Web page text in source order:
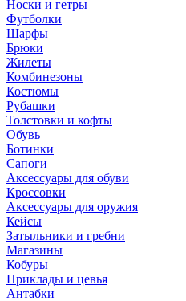
Носки и гетры
Футболки
Шарфы
Брюки
Жилеты
Комбинезоны
Костюмы
Рубашки
Толстовки и кофты
Обувь
Ботинки
Сапоги
Аксессуары для обуви
Кроссовки
Аксессуары для оружия
Кейсы
Затыльники и гребни
Магазины
Кобуры
Приклады и цевья
Антабки